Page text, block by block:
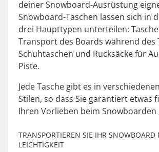
deiner Snowboard-Ausrüstung
Snowboard-Taschen lassen sich in
drei Haupttypen unterteilen:
Transport des Boards während des
Schuhtaschen und Rucksäcke für
Piste.
Jede Tasche gibt es in
Stilen, so dass Sie garantiert etwas
Ihren Vorlieben beim
TRANSPORTIEREN SIE IHR SNOWBOARD
LEICHTIGKEIT